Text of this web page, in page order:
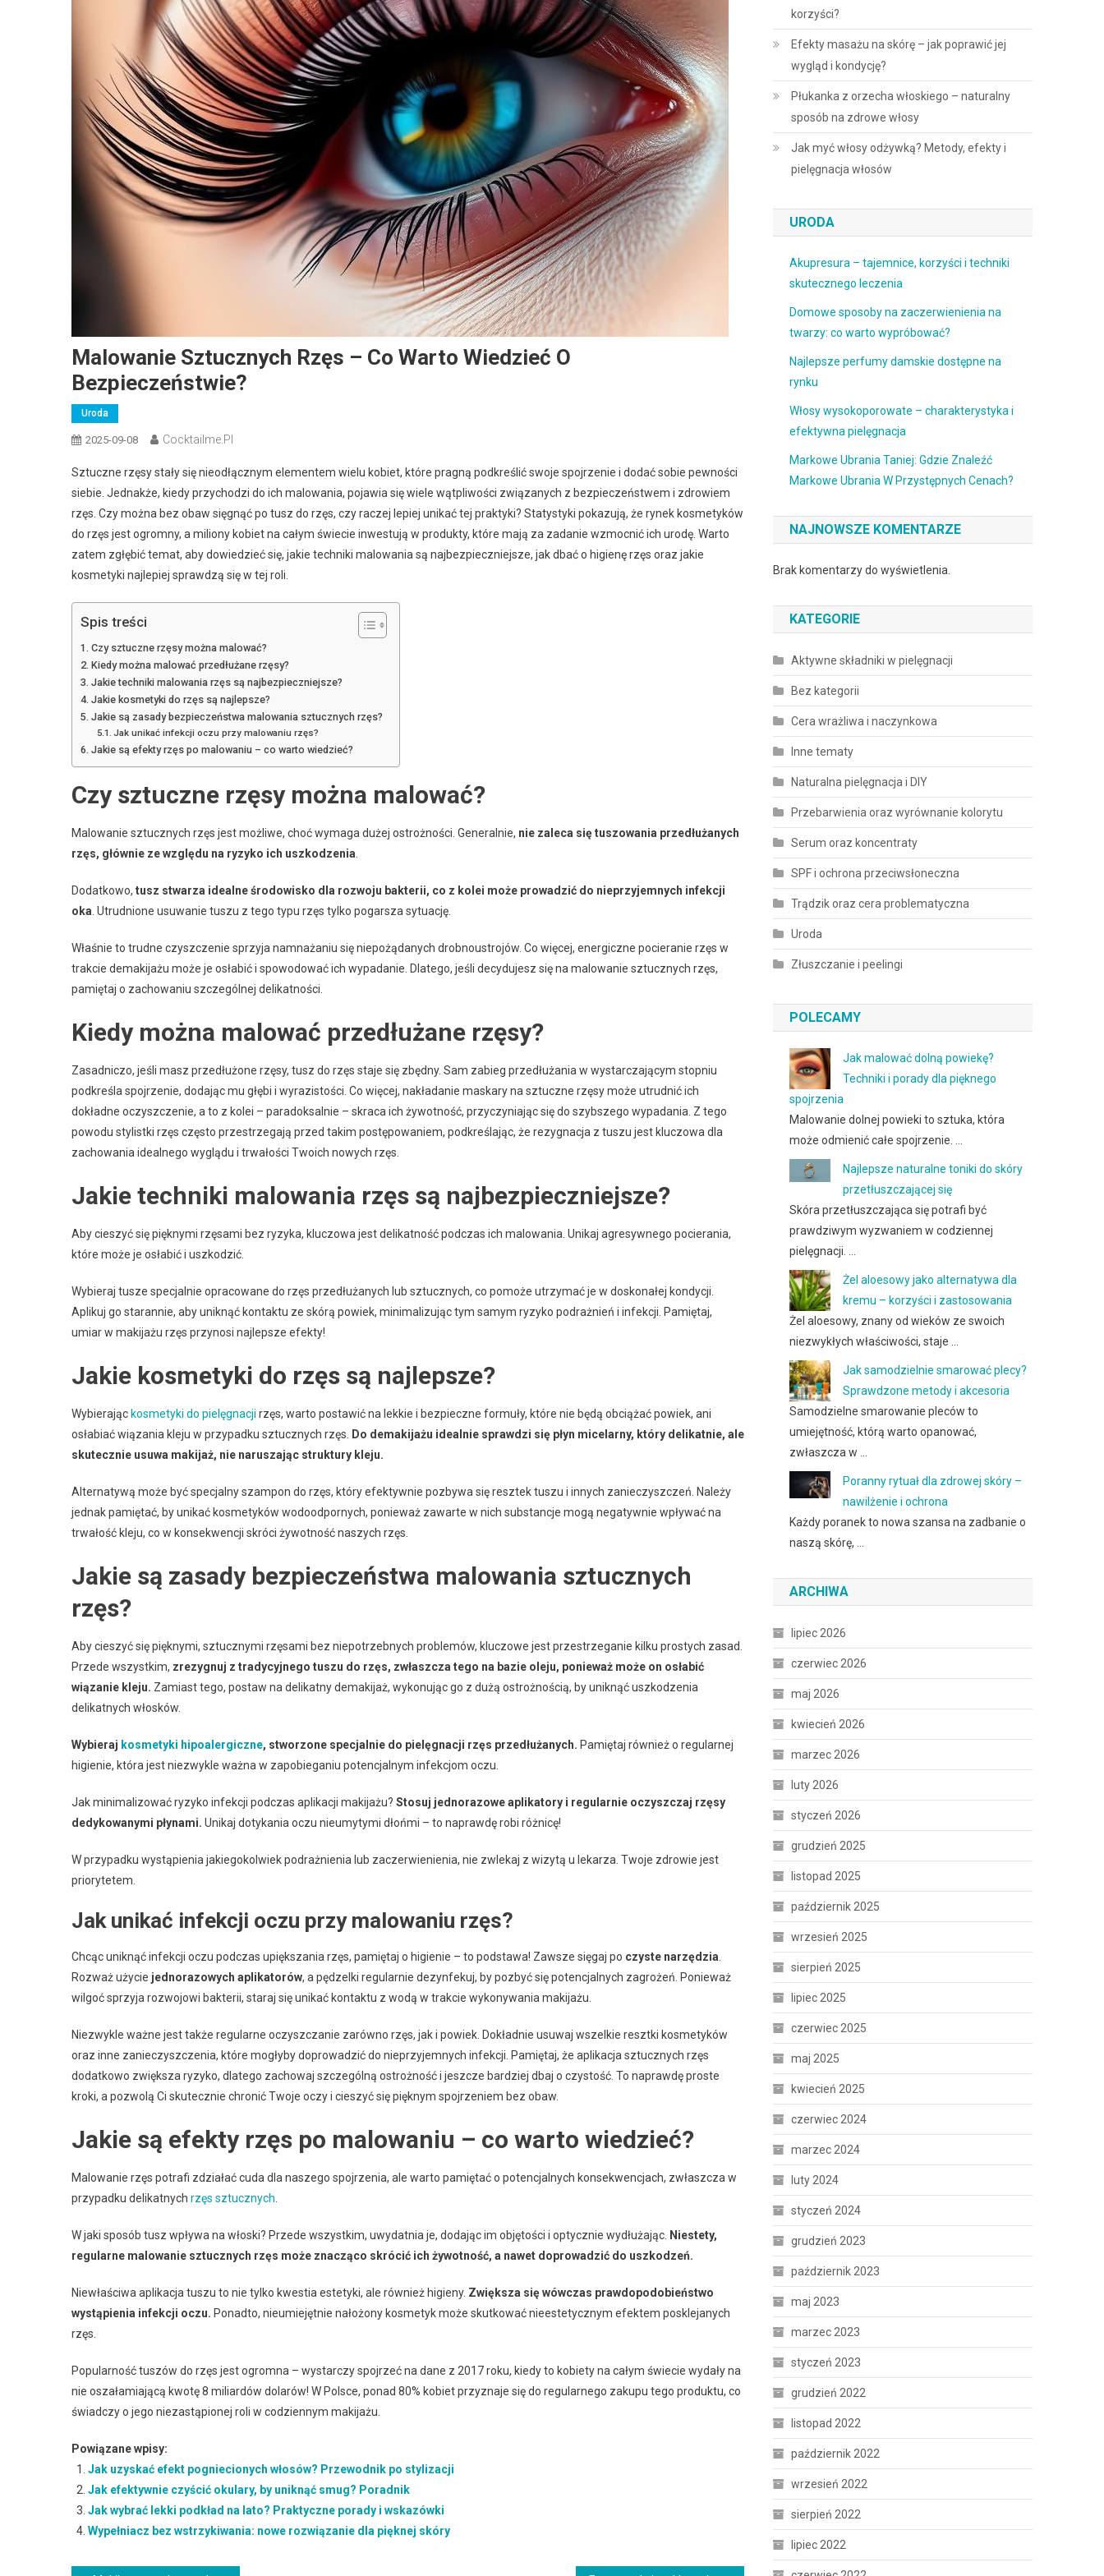
Malowanie Sztucznych Rzęs – Co Warto Wiedzieć O
Bezpieczeństwie?
Uroda
2025-09-08 Cocktailme.pl
Sztuczne rzęsy stały się nieodłącznym elementem wielu kobiet, które pragną podkreślić swoje spojrzenie i dodać sobie pewności
siebie. Jednakże, kiedy przychodzi do ich malowania, pojawia się wiele wątpliwości związanych z bezpieczeństwem i zdrowiem
rzęs. Czy można bez obaw sięgnąć po tusz do rzęs, czy raczej lepiej unikać tej praktyki? Statystyki pokazują, że rynek kosmetyków
do rzęs jest ogromny, a miliony kobiet na całym świecie inwestują w produkty, które mają za zadanie wzmocnić ich urodę. Warto
zatem zgłębić temat, aby dowiedzieć się, jakie techniki malowania są najbezpieczniejsze, jak dbać o higienę rzęs oraz jakie
kosmetyki najlepiej sprawdzą się w tej roli.
Spis treści
Czy sztuczne rzęsy można malować?
Kiedy można malować przedłużane rzęsy?
Jakie techniki malowania rzęs są najbezpieczniejsze?
Jakie kosmetyki do rzęs są najlepsze?
Jakie są zasady bezpieczeństwa malowania sztucznych rzęs?
Jak unikać infekcji oczu przy malowaniu rzęs?
Jakie są efekty rzęs po malowaniu – co warto wiedzieć?
Czy sztuczne rzęsy można malować?
Malowanie sztucznych rzęs jest możliwe, choć wymaga dużej ostrożności. Generalnie, nie zaleca się tuszowania przedłużanych
rzęs, głównie ze względu na ryzyko ich uszkodzenia
Dodatkowo, tusz stwarza idealne środowisko dla rozwoju bakterii, co z kolei może prowadzić do nieprzyjemnych infekcji
oka . Utrudnione usuwanie tuszu z tego typu rzęs tylko pogarsza sytuację.
Właśnie to trudne czyszczenie sprzyja namnażaniu się niepożądanych drobnoustrojów. Co więcej, energiczne pocieranie rzęs w
trakcie demakijażu może je osłabić i spowodować ich wypadanie. Dlatego, jeśli decydujesz się na malowanie sztucznych rzęs,
pamiętaj o zachowaniu szczególnej delikatności.
Kiedy można malować przedłużane rzęsy?
Zasadniczo, jeśli masz przedłużone rzęsy, tusz do rzęs staje się zbędny. Sam zabieg przedłużania w wystarczającym stopniu
podkreśla spojrzenie, dodając mu głębi i wyrazistości. Co więcej, nakładanie maskary na sztuczne rzęsy może utrudnić ich
dokładne oczyszczenie, a to z kolei – paradoksalnie – skraca ich żywotność, przyczyniając się do szybszego wypadania. Z tego
powodu stylistki rzęs często przestrzegają przed takim postępowaniem, podkreślając, że rezygnacja z tuszu jest kluczowa dla
zachowania idealnego wyglądu i trwałości Twoich nowych rzęs.
Jakie techniki malowania rzęs są najbezpieczniejsze?
Aby cieszyć się pięknymi rzęsami bez ryzyka, kluczowa jest delikatność podczas ich malowania. Unikaj agresywnego pocierania,
które może je osłabić i uszkodzić.
Wybieraj tusze specjalnie opracowane do rzęs przedłużanych lub sztucznych, co pomoże utrzymać je w doskonałej kondycji.
Aplikuj go starannie, aby uniknąć kontaktu ze skórą powiek, minimalizując tym samym ryzyko podrażnień i infekcji. Pamiętaj,
umiar w makijażu rzęs przynosi najlepsze efekty!
Jakie kosmetyki do rzęs są najlepsze?
Wybierając kosmetyki do pielęgnacji rzęs, warto postawić na lekkie i bezpieczne formuły, które nie będą obciążać powiek, ani
osłabiać wiązania kleju w przypadku sztucznych rzęs.
Do demakijażu idealnie sprawdzi się płyn micelarny, który delikatnie, ale
skutecznie usuwa makijaż, nie naruszając struktury kleju.
Alternatywą może być specjalny szampon do rzęs, który efektywnie pozbywa się resztek tuszu i innych zanieczyszczeń. Należy
jednak pamiętać, by unikać kosmetyków wodoodpornych, ponieważ zawarte w nich substancje mogą negatywnie wpływać na
trwałość kleju, co w konsekwencji skróci żywotność naszych rzęs.
Jakie są zasady bezpieczeństwa malowania sztucznych
rzęs?
Aby cieszyć się pięknymi, sztucznymi rzęsami bez niepotrzebnych problemów, kluczowe jest przestrzeganie kilku prostych zasad.
Przede wszystkim, zrezygnuj z tradycyjnego tuszu do rzęs, zwłaszcza tego na bazie oleju, ponieważ może on osłabić
wiązanie kleju. Zamiast tego, postaw na delikatny demakijaż, wykonując go z dużą ostrożnością, by uniknąć uszkodzenia
delikatnych włosków.
Wybieraj kosmetyki hipoalergiczne, stworzone specjalnie do pielęgnacji rzęs przedłużanych. Pamiętaj również o regularnej
higienie, która jest niezwykle ważna w zapobieganiu potencjalnym infekcjom oczu.
Jak minimalizować ryzyko infekcji podczas aplikacji makijażu? Stosuj jednorazowe aplikatory i regularnie oczyszczaj rzęsy
dedykowanymi płynami. Unikaj dotykania oczu nieumytymi dłońmi – to naprawdę robi różnicę!
W przypadku wystąpienia jakiegokolwiek podrażnienia lub zaczerwienienia, nie zwlekaj z wizytą u lekarza. Twoje zdrowie jest
priorytetem.
Jak unikać infekcji oczu przy malowaniu rzęs?
Chcąc uniknąć infekcji oczu podczas upiększania rzęs, pamiętaj o higienie – to podstawa! Zawsze sięgaj po czyste narzędzia
Rozważ użycie jednorazowych aplikatorów, a pędzelki regularnie dezynfekuj, by pozbyć się potencjalnych zagrożeń. Ponieważ
wilgoć sprzyja rozwojowi bakterii, staraj się unikać kontaktu z wodą w trakcie wykonywania makijażu.
Niezwykle ważne jest także regularne oczyszczanie zarówno rzęs, jak i powiek. Dokładnie usuwaj wszelkie resztki kosmetyków
oraz inne zanieczyszczenia, które mogłyby doprowadzić do nieprzyjemnych infekcji. Pamiętaj, że aplikacja sztucznych rzęs
dodatkowo zwiększa ryzyko, dlatego zachowaj szczególną ostrożność i jeszcze bardziej dbaj o czystość. To naprawdę proste
kroki, a pozwolą Ci skutecznie chronić Twoje oczy i cieszyć się pięknym spojrzeniem bez obaw.
Jakie są efekty rzęs po malowaniu – co warto wiedzieć?
Malowanie rzęs potrafi zdziałać cuda dla naszego spojrzenia, ale warto pamiętać o potencjalnych konsekwencjach, zwłaszcza w
przypadku delikatnych rzęs sztucznych
W jaki sposób tusz wpływa na włoski? Przede wszystkim, uwydatnia je, dodając im objętości i optycznie wydłużając. Niestety,
regularne malowanie sztucznych rzęs może znacząco skrócić ich żywotność, a nawet doprowadzić do uszkodzeń.
Niewłaściwa aplikacja tuszu to nie tylko kwestia estetyki, ale również higieny. Zwiększa się wówczas prawdopodobieństwo
wystąpienia infekcji oczu. Ponadto, nieumiejętnie nałożony kosmetyk może skutkować nieestetycznym efektem posklejanych
rzęs.
Popularność tuszów do rzęs jest ogromna – wystarczy spojrzeć na dane z 2017 roku, kiedy to kobiety na całym świecie wydały na
nie oszałamiającą kwotę 8 miliardów dolarów! W Polsce, ponad 80% kobiet przyznaje się do regularnego zakupu tego produktu, co
świadczy o jego niezastąpionej roli w codziennym makijażu.
Powiązane wpisy:
Jak uzyskać efekt pogniecionych włosów? Przewodnik po stylizacji
Jak efektywnie czyścić okulary, by uniknąć smug? Poradnik
Jak wybrać lekki podkład na lato? Praktyczne porady i wskazówki
Wypełniacz bez wstrzykiwania: nowe rozwiązanie dla pięknej skóry
korzyści?
Efekty masażu na skórę – jak poprawić jej
wygląd i kondycję?
Płukanka z orzecha włoskiego – naturalny
sposób na zdrowe włosy
Jak myć włosy odżywką? Metody, efekty i
pielęgnacja włosów
URODA
Akupresura – tajemnice, korzyści i techniki
skutecznego leczenia
Domowe sposoby na zaczerwienienia na
twarzy: co warto wypróbować?
Najlepsze perfumy damskie dostępne na
rynku
Włosy wysokoporowate – charakterystyka i
efektywna pielęgnacja
Markowe Ubrania Taniej: Gdzie Znaleźć
Markowe Ubrania W Przystępnych Cenach?
NAJNOWSZE KOMENTARZE
Brak komentarzy do wyświetlenia.
KATEGORIE
Aktywne składniki w pielęgnacji
Bez kategorii
Cera wrażliwa i naczynkowa
Inne tematy
Naturalna pielęgnacja i DIY
Przebarwienia oraz wyrównanie kolorytu
Serum oraz koncentraty
SPF i ochrona przeciwsłoneczna
Trądzik oraz cera problematyczna
Uroda
Złuszczanie i peelingi
POLECAMY
Jak malować dolną powiekę?
Techniki i porady dla pięknego
spojrzenia
Malowanie dolnej powieki to sztuka, która
może odmienić całe spojrzenie. …
Najlepsze naturalne toniki do skóry
przetłuszczającej się
Skóra przetłuszczająca się potrafi być
prawdziwym wyzwaniem w codziennej
pielęgnacji. …
Żel aloesowy jako alternatywa dla
kremu – korzyści i zastosowania
Żel aloesowy, znany od wieków ze swoich
niezwykłych właściwości, staje …
Jak samodzielnie smarować plecy?
Sprawdzone metody i akcesoria
Samodzielne smarowanie pleców to
umiejętność, którą warto opanować,
zwłaszcza w …
Poranny rytuał dla zdrowej skóry –
nawilżenie i ochrona
Każdy poranek to nowa szansa na zadbanie o
naszą skórę, …
ARCHIWA
lipiec 2026
czerwiec 2026
maj 2026
kwiecień 2026
marzec 2026
luty 2026
styczeń 2026
grudzień 2025
listopad 2025
październik 2025
wrzesień 2025
sierpień 2025
lipiec 2025
czerwiec 2025
maj 2025
kwiecień 2025
czerwiec 2024
marzec 2024
luty 2024
styczeń 2024
grudzień 2023
październik 2023
maj 2023
marzec 2023
styczeń 2023
grudzień 2022
listopad 2022
październik 2022
wrzesień 2022
sierpień 2022
lipiec 2022